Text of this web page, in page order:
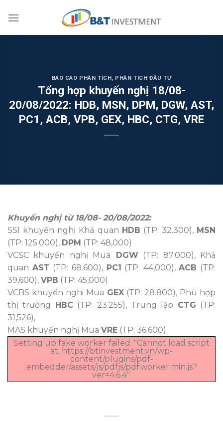
BÁO CÁO PHÂN TÍCH, PHÂN TÍCH ĐẦU TƯ
Tổng hợp khuyến nghị 18/08-
20/08/2022: HDB, MSN, DPM, DGW, AST,
PC1, ACB, VPB, GEX, HBC, CTG, VRE
Khuyến nghị từ 18/08- 20/08/2022:
SSI khuyến nghị Khả quan HDB (TP: 32.300), MSN
(TP: 125.000), DPM (TP: 48,000)
VCSC khuyến nghị Mua DGW (TP: 87.000), Khả
quan AST (TP: 68.600), PC1 (TP: 44,000),ACB (TP:
39,600), VPB (TP: 45,000)
VCBS khuyến nghi Mua GEX(TP: 28.800), Phù hợp
thị trường HBC(TP: 23.255), Trung lập CTG (TP:
31,526),
MAS khuyến nghị Mua VRE (TP: 36.600)
Setting up fake worker failed: "Cannot load script
at: https://btinvestment.vn/wp-
content/plugins/pdf-
embedder/assets/js/pdfjs/pdf.worker.min.js?
ver=4.6.4".